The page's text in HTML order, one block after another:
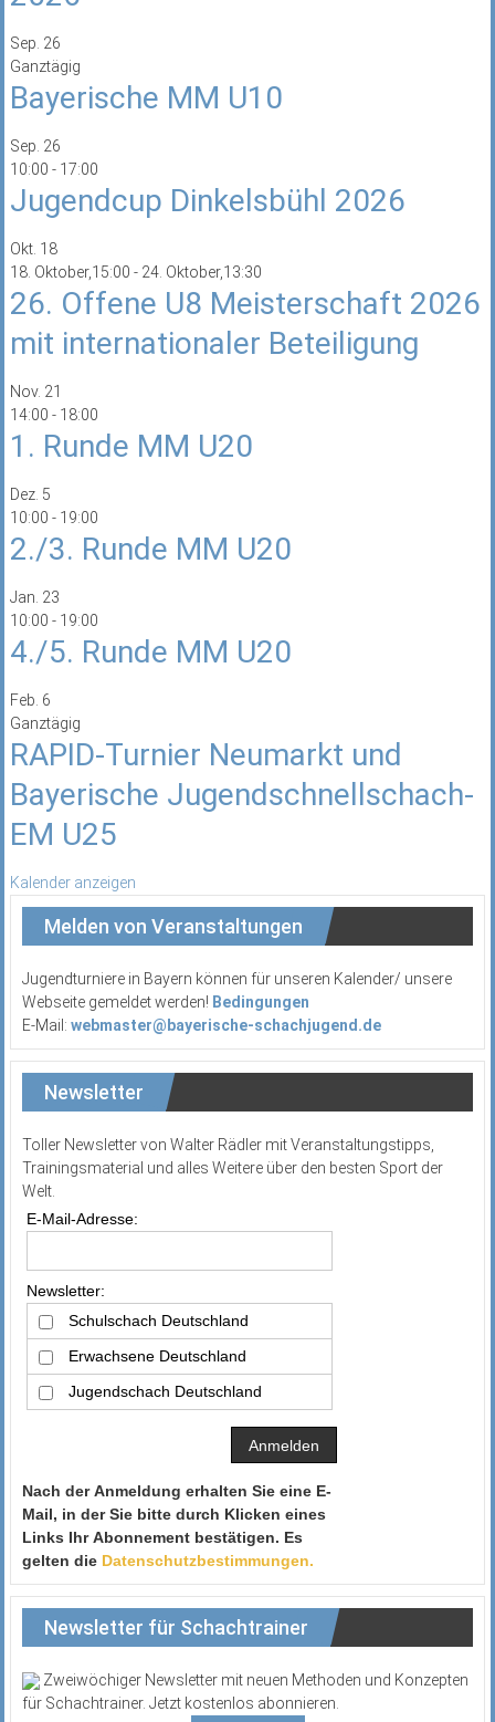
Sep. 26
Ganztägig
Bayerische MM U10
Sep. 26
10:00 - 17:00
Jugendcup Dinkelsbühl 2026
Okt. 18
18. Oktober,15:00 - 24. Oktober,13:30
26. Offene U8 Meisterschaft 2026
mit internationaler Beteiligung
Nov. 21
14:00 - 18:00
1. Runde MM U20
Dez. 5
10:00 - 19:00
2./3. Runde MM U20
Jan. 23
10:00 - 19:00
4./5. Runde MM U20
Feb. 6
Ganztägig
RAPID-Turnier Neumarkt und
Bayerische Jugendschnellschach-
EM U25
Kalender anzeigen
Melden von Veranstaltungen
Jugendturniere in Bayern können für unseren Kalender/ unsere
Webseite gemeldet werden! Bedingungen
E-Mail: webmaster@bayerische-schachjugend.de
Newsletter
Toller Newsletter von Walter Rädler mit Veranstaltungstipps,
Trainingsmaterial und alles Weitere über den besten Sport der
Welt.
E-Mail-Adresse:
Newsletter:
Schulschach Deutschland
Erwachsene Deutschland
Jugendschach Deutschland
Nach der Anmeldung erhalten Sie eine E-
Mail, in der Sie bitte durch Klicken eines
Links Ihr Abonnement bestätigen. Es
gelten die Datenschutzbestimmungen.
Newsletter für Schachtrainer
Zweiwöchiger Newsletter mit neuen Methoden und Konzepten
für Schachtrainer. Jetzt kostenlos abonnieren.